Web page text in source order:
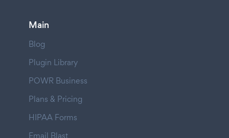
Main
Blog
Plugin Library
POWR Business
Plans & Pricing
HIPAA Forms
Email Blast